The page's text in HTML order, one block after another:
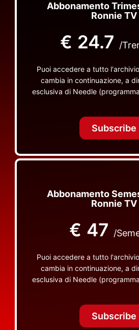
Abbonamento
Ronnie TV
€ 24.7 /
Puoi accedere a tutto
cambia in continuazione, a
esclusiva di Needle
TV non visibili daSubscribe
Abbonamento
Ronnie TV
€ 47 /
Puoi accedere a tutto
cambia in continuazione, a
esclusiva di Needle
TV non visibili daSubscribe